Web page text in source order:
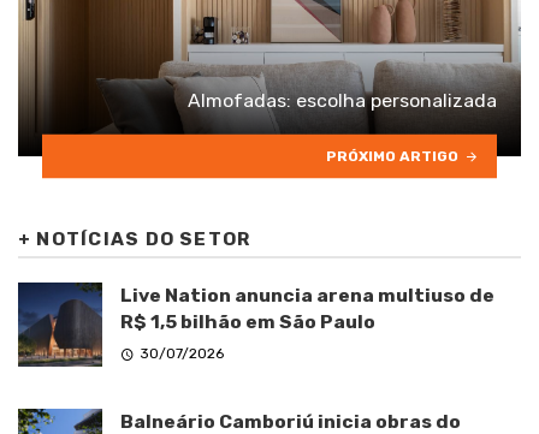
Almofadas: escolha personalizada
PRÓXIMO ARTIGO
+ NOTÍCIAS DO SETOR
Live Nation anuncia arena multiuso de
R$ 1,5 bilhão em São Paulo
30/07/2026
Balneário Camboriú inicia obras do